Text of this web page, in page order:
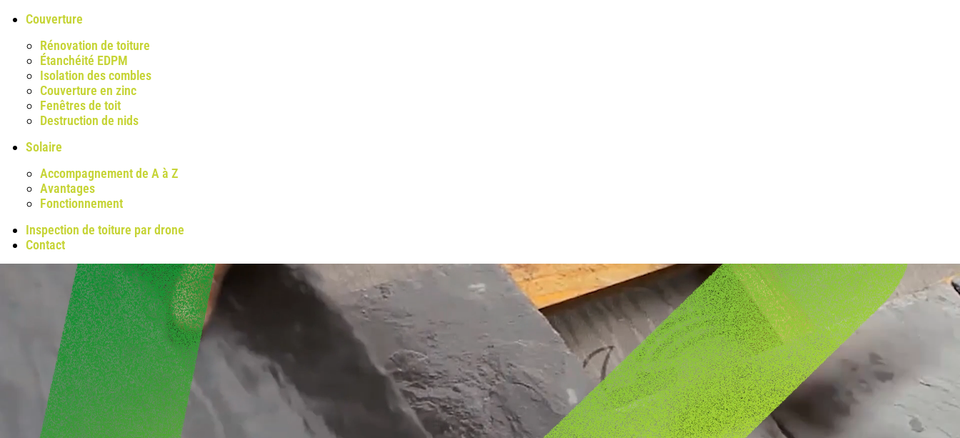
Couverture
Rénovation de toiture
Étanchéité EDPM
Isolation des combles
Couverture en zinc
Fenêtres de toit
Destruction de nids
Solaire
Accompagnement de A à Z
Avantages
Fonctionnement
Inspection de toiture par drone
Contact